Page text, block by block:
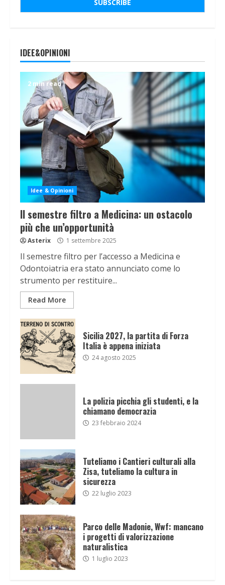
IDEE&OPINIONI
2 min read
Idee & Opinioni
Il semestre filtro a Medicina: un ostacolo
più che un’opportunità
Asterix 1 settembre 2025
Il semestre filtro per l’accesso a Medicina e
Odontoiatria era stato annunciato come lo
strumento per restituire...
Read More
Sicilia 2027, la partita di Forza
Italia è appena iniziata
24 agosto 2025
La polizia picchia gli studenti, e la
chiamano democrazia
23 febbraio 2024
Tuteliamo i Cantieri culturali alla
Zisa, tuteliamo la cultura in
sicurezza
22 luglio 2023
Parco delle Madonie, Wwf: mancano
i progetti di valorizzazione
naturalistica
1 luglio 2023